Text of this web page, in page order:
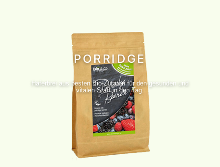
PORRIDGE
Haferbrei aus besten Bio-Zutaten für den gesunden und
vitalen Start in den Tag.